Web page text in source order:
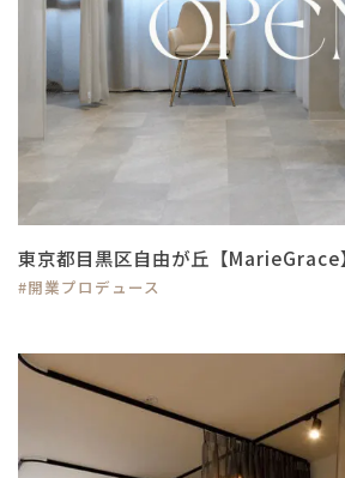
東京都目黒区自由が丘【MarieGrace】
#開業プロデュース